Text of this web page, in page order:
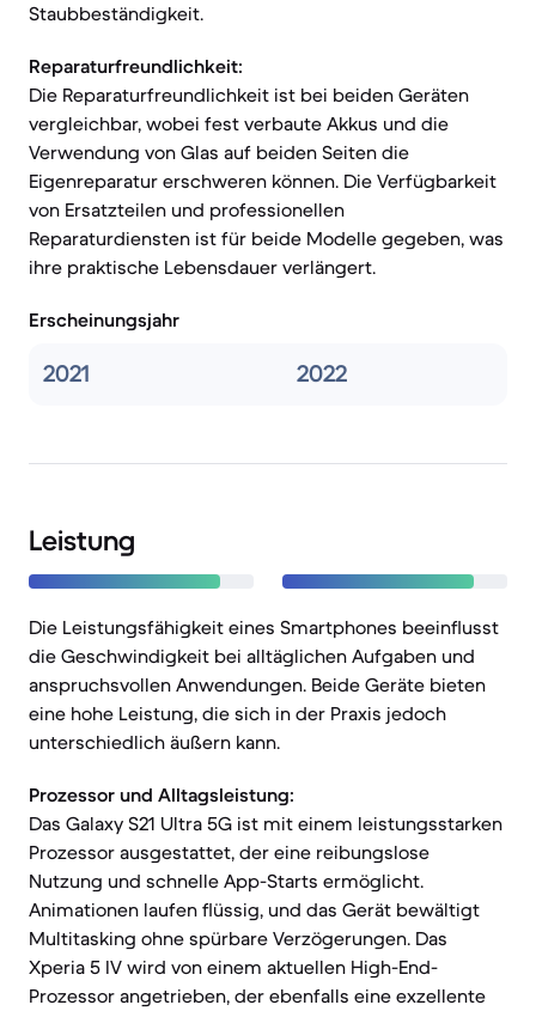
Staubbeständigkeit.
Reparaturfreundlichkeit:
Die Reparaturfreundlichkeit ist bei beiden Geräten
vergleichbar, wobei fest verbaute Akkus und die
Verwendung von Glas auf beiden Seiten die
Eigenreparatur erschweren können. Die Verfügbarkeit
von Ersatzteilen und professionellen
Reparaturdiensten ist für beide Modelle gegeben, was
ihre praktische Lebensdauer verlängert.
Erscheinungsjahr
2021 2022
Leistung
Die Leistungsfähigkeit eines Smartphones beeinflusst
die Geschwindigkeit bei alltäglichen Aufgaben und
anspruchsvollen Anwendungen. Beide Geräte bieten
eine hohe Leistung, die sich in der Praxis jedoch
unterschiedlich äußern kann.
Prozessor und Alltagsleistung:
Das Galaxy S21 Ultra 5G ist mit einem leistungsstarken
Prozessor ausgestattet, der eine reibungslose
Nutzung und schnelle App-Starts ermöglicht.
Animationen laufen flüssig, und das Gerät bewältigt
Multitasking ohne spürbare Verzögerungen. Das
Xperia 5 IV wird von einem aktuellen High-End-
Prozessor angetrieben, der ebenfalls eine exzellente